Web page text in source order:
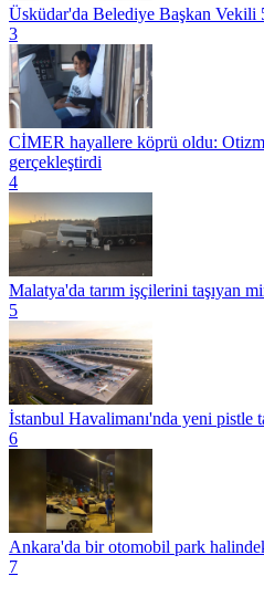
Üsküdar'da Belediye Başkan Vekili
3
CİMER hayallere köprü oldu:
gerçekleştirdi
4
Malatya'da tarım işçilerini taşıyan
5
İstanbul Havalimanı'nda yeni pistle
6
Ankara'da bir otomobil park
7